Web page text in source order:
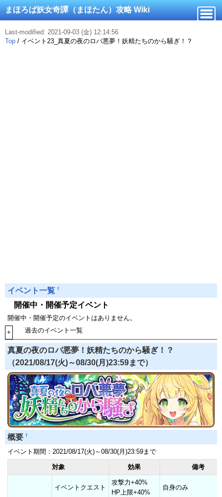
まほろば妖女奇譚（まほたん）攻略 Wiki
Last-modified: 2021-09-03 (金) 12:14:56
Top / イベント23_真夏の夜のロバ悪夢！妖精たちのから騒ぎ！？
イベント一覧 †
開催中・開催予定イベント
開催中・開催予定のイベントはありません。
+
過去のイベント一覧
真夏の夜のロバ悪夢！妖精たちのから騒ぎ！？
（2021/08/17(火)～08/30(月)23:59まで）
概要 †
イベント期間：2021/08/17(火)～08/30(月)23:59まで
対象 効果 備考
イベントクエスト
攻撃力+40%
HP上限+40%
自身のみ